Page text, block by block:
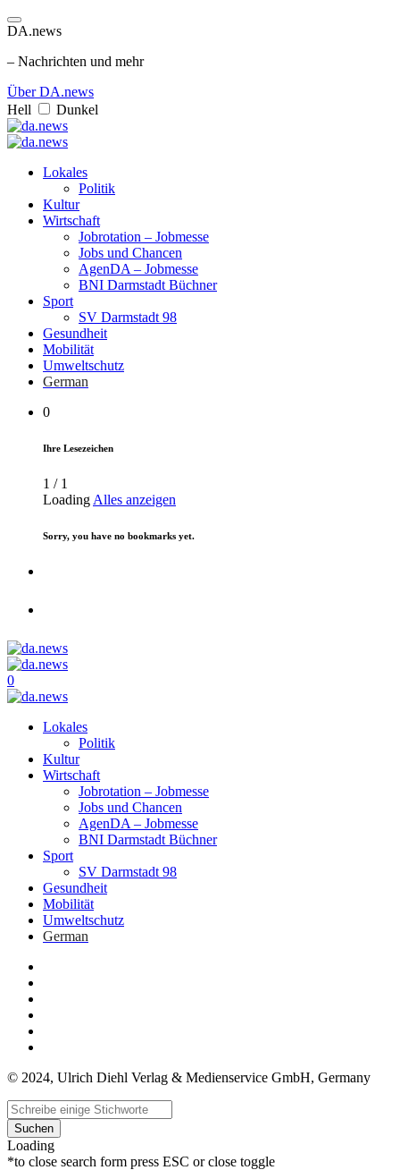
DA.news
– Nachrichten und mehr
Über DA.news
Hell
Dunkel
Lokales
Politik
Kultur
Wirtschaft
Jobrotation – Jobmesse
Jobs und Chancen
AgenDA – Jobmesse
BNI Darmstadt Büchner
Sport
SV Darmstadt 98
Gesundheit
Mobilität
Umweltschutz
German
0
Ihre Lesezeichen
1 / 1
Loading Alles anzeigen
Sorry, you have no bookmarks yet.
0
Lokales
Politik
Kultur
Wirtschaft
Jobrotation – Jobmesse
Jobs und Chancen
AgenDA – Jobmesse
BNI Darmstadt Büchner
Sport
SV Darmstadt 98
Gesundheit
Mobilität
Umweltschutz
German
© 2024, Ulrich Diehl Verlag & Medienservice GmbH, Germany
Suchen
Loading
*to close search form press ESC or close toggle